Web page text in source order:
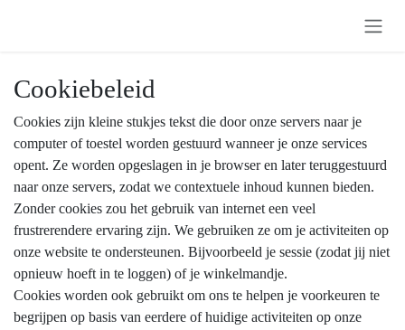
Cookiebeleid
Cookies zijn kleine stukjes tekst die door onze servers naar je
computer of toestel worden gestuurd wanneer je onze services
opent. Ze worden opgeslagen in je browser en later teruggestuurd
naar onze servers, zodat we contextuele inhoud kunnen bieden.
Zonder cookies zou het gebruik van internet een veel
frustrerendere ervaring zijn. We gebruiken ze om je activiteiten op
onze website te ondersteunen. Bijvoorbeeld je sessie (zodat jij niet
opnieuw hoeft in te loggen) of je winkelmandje.
Cookies worden ook gebruikt om ons te helpen je voorkeuren te
begrijpen op basis van eerdere of huidige activiteiten op onze